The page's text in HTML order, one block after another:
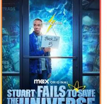
WEB-DL 1080p Dual Áudio